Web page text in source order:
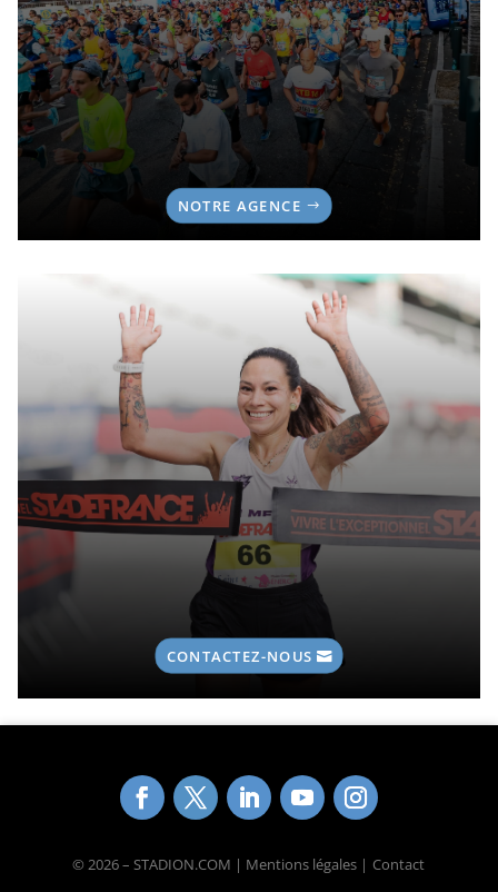
NOTRE AGENCE
CONTACTEZ-NOUS
© 2026 – STADION.COM | Mentions légales | Contact